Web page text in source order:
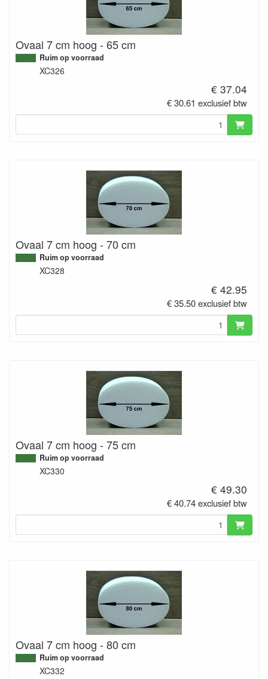
Ovaal 7 cm hoog - 65 cm
Ruim op voorraad
XC326
€ 37.04
€ 30.61 exclusief btw
Ovaal 7 cm hoog - 70 cm
Ruim op voorraad
XC328
€ 42.95
€ 35.50 exclusief btw
Ovaal 7 cm hoog - 75 cm
Ruim op voorraad
XC330
€ 49.30
€ 40.74 exclusief btw
Ovaal 7 cm hoog - 80 cm
Ruim op voorraad
XC332